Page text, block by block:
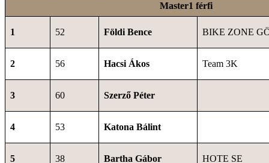
Master1 férfi
1 52 Földi Bence BIKE ZONE
2 56 Hacsi Ákos Team 3K
3 60 Szerző Péter
4 53 Katona Bálint
5 38 Bartha Gábor HOTE SE